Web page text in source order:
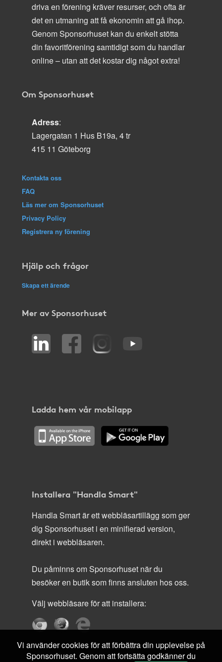
driva en förening kräver resurser, och ofta är
det en utmaning att få ekonomin att gå ihop.
Genom Sponsorhuset kan du enkelt stötta
din favoritförening samtidigt som du handlar
online – utan att det kostar dig något extra!
Om Sponsorhuset
Adress:
Lagergatan 1 Hus B19a, 4 tr
415 11 Göteborg
Kontakta oss
FAQ
Läs mer om Sponsorhuset
Privacy Policy
Registrera ny förening
Hjälp och frågor
Skapa ett ärende
Mer av Sponsorhuset
Ladda hem vår mobilapp
Installera "Handla Smart"
Handla Smart är ett webbläsartillägg som ger
dig Sponsorhuset i en minifierad version,
direkt i webbläsaren.
Du påminns om Sponsorhuset när du
besöker en butik som finns ansluten hos oss.
Välj webbläsare för att installera:
Vi använder cookies för att förbättra din upplevelse på
Sponsorhuset. Genom att fortsätta godkänner du